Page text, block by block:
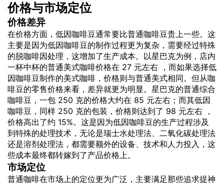
价格与市场定位
价格差异
在价格方面，低因咖啡豆通常要比普通咖啡豆贵上一些。这
主要是因为低因咖啡豆的制作过程更为复杂，需要经过特殊
的脱咖啡因处理，这增加了生产成本。以星巴克为例，店内
一杯中杯的普通美式咖啡价格在 27 元左右 ，而如果选择低
因咖啡豆制作的美式咖啡，价格则与普通美式相同。但从咖
啡豆的零售价格来看，差异就更为明显。星巴克的普通综合
咖啡豆，一包 250 克的价格大约在 85 元左右；而其低因
咖啡豆，同样 250 克的包装，价格则达到了 98 元左右 ，
价格高出了约 15%。这是因为低因咖啡豆的生产过程涉及
到特殊的处理技术，无论是瑞士水处理法、二氧化碳处理法
还是溶剂处理法，都需要额外的设备、技术和人力投入，这
些成本最终都转嫁到了产品价格上。
市场定位
普通咖啡在市场上的定位更为广泛，主要满足那些追求提神